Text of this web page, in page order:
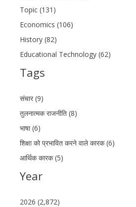
Topic (131)
Economics (106)
History (82)
Educational Technology (62)
Tags
संचार (9)
तुलनात्मक राजनीति (8)
भाषा (6)
शिक्षा को प्रभावित करने वाले कारक (6)
आर्थिक कारक (5)
Year
2026 (2,872)